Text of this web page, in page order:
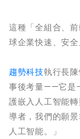
這種「全組合、
球企業快速、安
趨勢科技執行長
事後考量——它是
護嵌入人工智能
導者，我們的願
人工智能。」